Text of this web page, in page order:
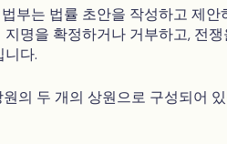
부는 법률 초안을 작성하고 제안
명을 확정하거나 거부하고, 전
니다.
의 두 개의 상원으로 구성되어